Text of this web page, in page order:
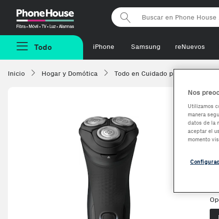
Phonehouse
Todo iPhone Samsung reNuevos
Inicio Hogar y Domótica Todo en Cuidado personal
Nos
Utilizamos
manera
datos de la
aceptar el
momento